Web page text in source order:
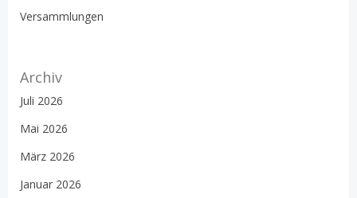
Versammlungen
Archiv
Juli 2026
Mai 2026
März 2026
Januar 2026